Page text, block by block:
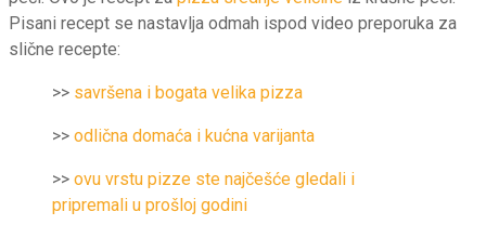
Pisani recept se nastavlja odmah ispod video preporuka za
slične recepte:
>> savršena i bogata velika pizza
>> odlična domaća i kućna varijanta
>> ovu vrstu pizze ste najčešće gledali i
pripremali u prošloj godini